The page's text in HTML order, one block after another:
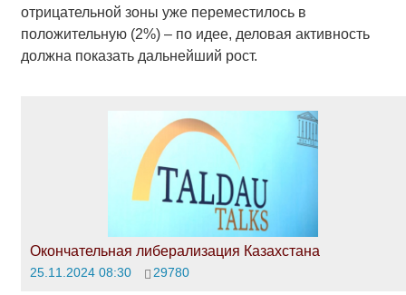
отрицательной зоны уже переместилось в
положительную (2%) – по идее, деловая активность
должна показать дальнейший рост.
Окончательная либерализация Казахстана
25.11.2024 08:30 29780